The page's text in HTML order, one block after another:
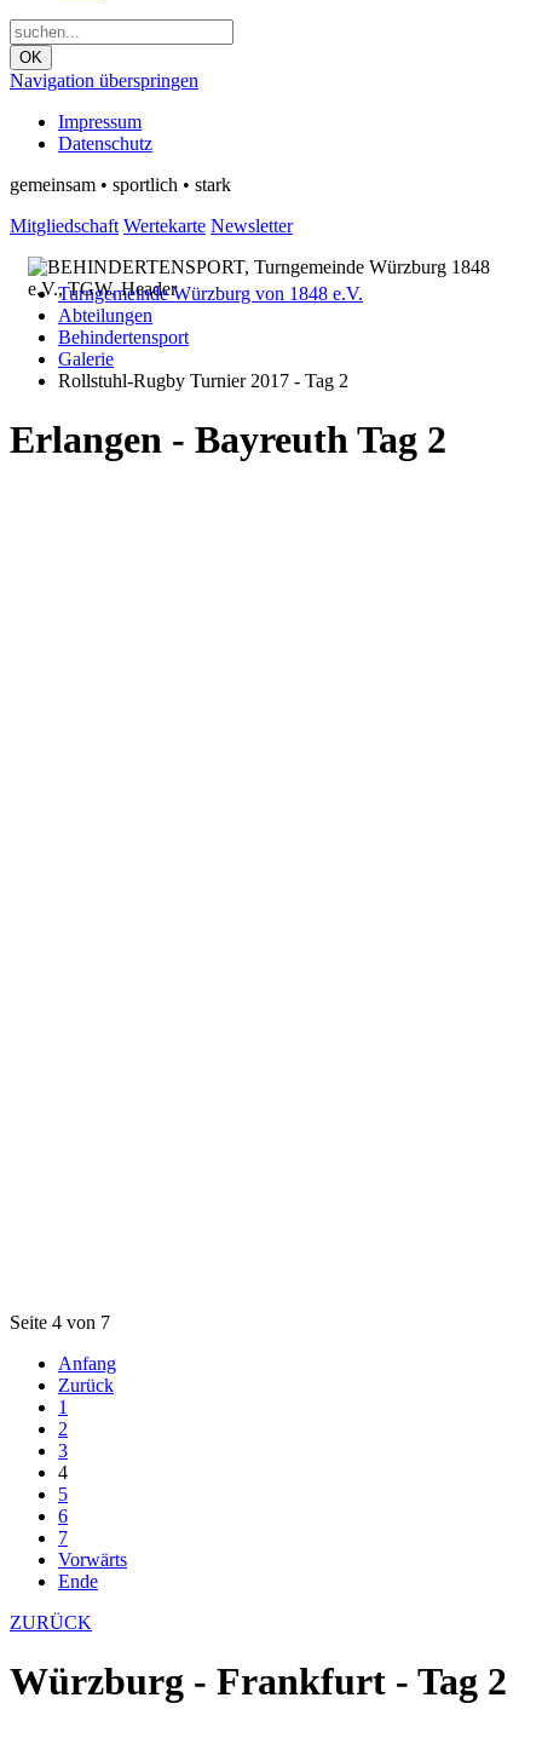
OK
Navigation überspringen
Impressum
Datenschutz
gemeinsam • sportlich • stark
Mitgliedschaft Wertekarte Newsletter
Turngemeinde Würzburg von 1848 e.V.
Abteilungen
Behindertensport
Galerie
Rollstuhl-Rugby Turnier 2017 - Tag 2
Erlangen - Bayreuth Tag 2
Seite 4 von 7
Anfang
Zurück
1
2
3
4
5
6
7
Vorwärts
Ende
ZURÜCK
Würzburg - Frankfurt - Tag 2